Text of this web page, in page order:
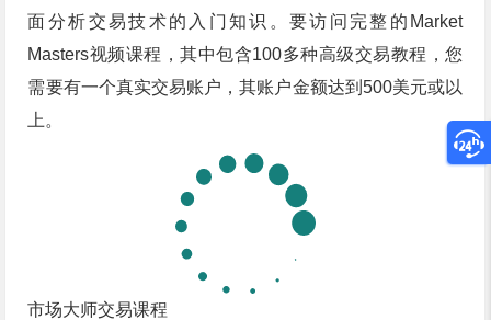
面分析交易技术的入门知识。要访问完整的Market
Masters视频课程，其中包含100多种高级交易教程，您
需要有一个真实交易账户，其账户金额达到500美元或以
上。
市场大师交易课程